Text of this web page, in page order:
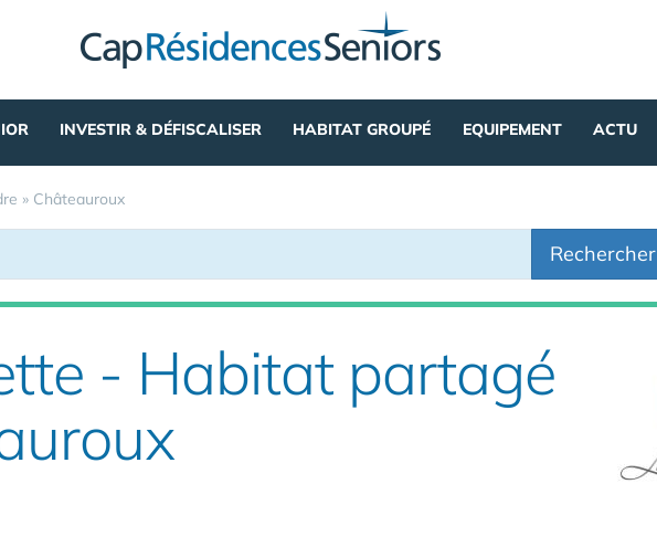
INVESTIR & DÉFISCALISER HABITAT GROUPÉ EQUIPEMENT ACTU
» Châteauroux
Rechercher
- Habitat partagé